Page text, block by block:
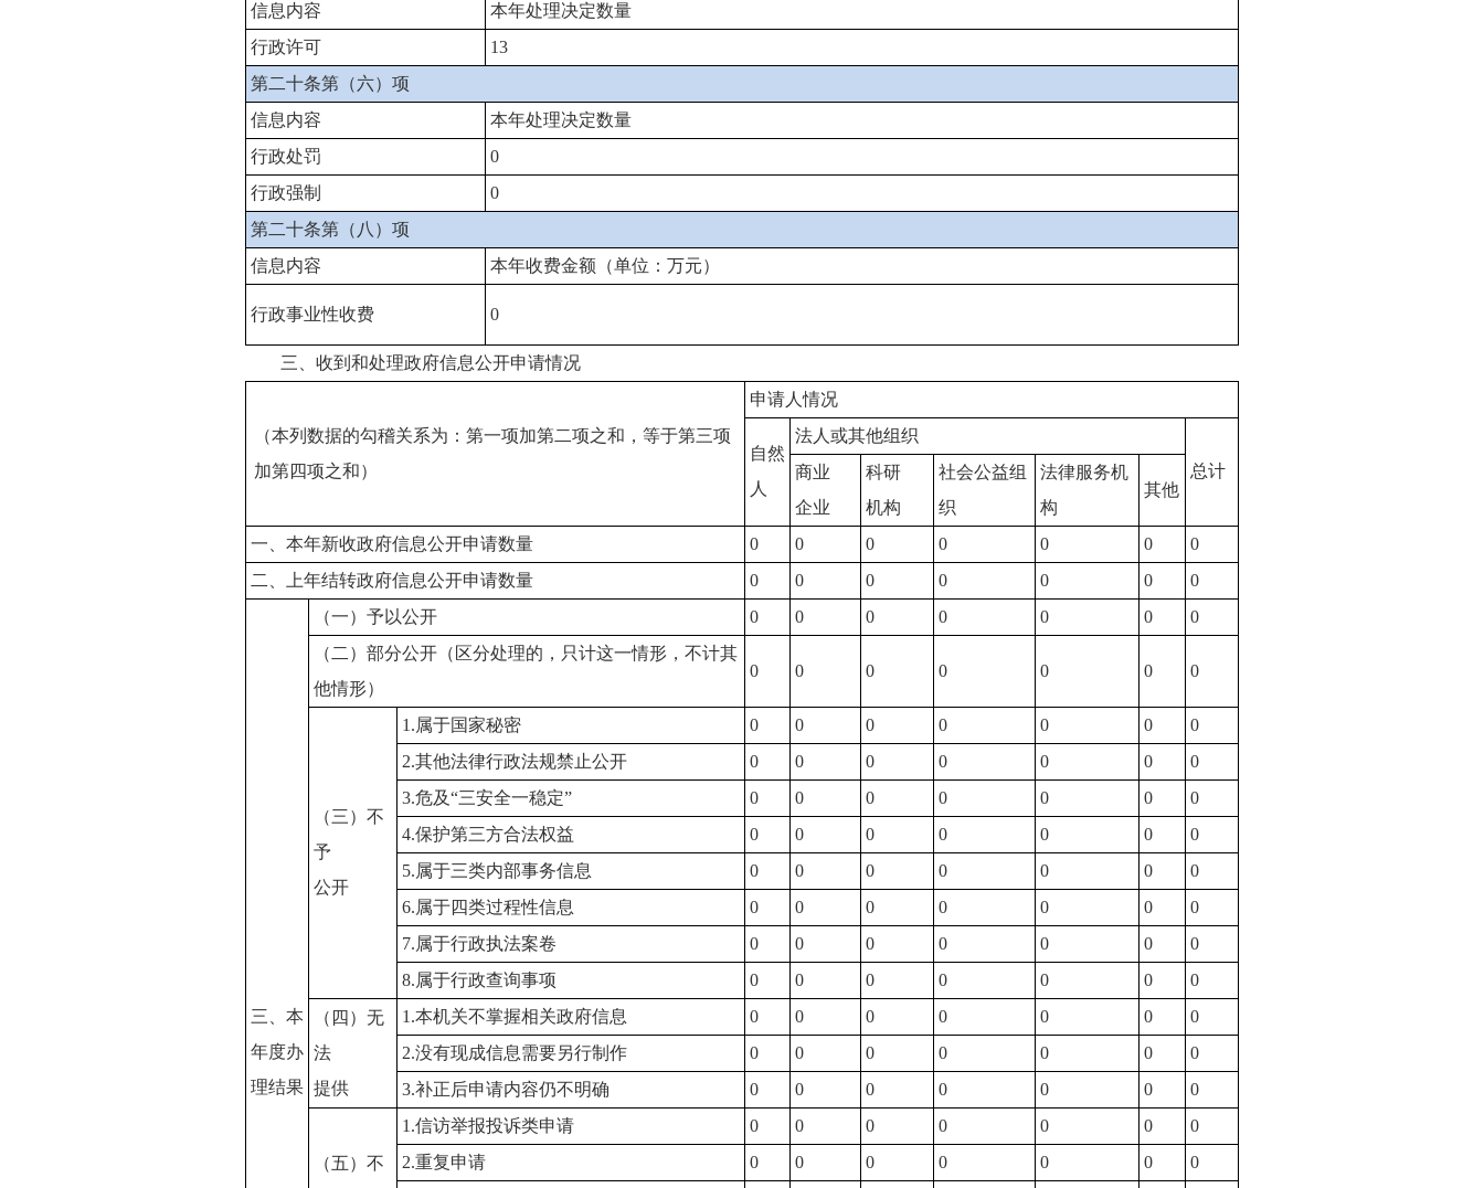
信息内容
本年处理决定数量
行政许可
13
第二十条第（六）项
信息内容
本年处理决定数量
行政处罚
0
行政强制
0
第二十条第（八）项
信息内容
本年收费金额（单位：万元）
行政事业性收费 0
三、收到和处理政府信息公开申请情况
（本列数据的勾稽关系为：第一项加第二项之和，等于第三项
加第四项之和）
申请人情况
自然
人
法人或其他组织
总计
商业
企业
科研
机构
社会公益组
织
法律服务机
构
其他
一、本年新收政府信息公开申请数量 0 0 0 0 0 0
0
二、上年结转政府信息公开申请数量
0 0 0 0 0 0 0
三、本
年度办
理结果
（一）予以公开 0 0 0 0 0 0
0
（二）部分公开（区分处理的，只计这一情形，不计其
他情形）
0 0 0 0 0 0 0
（三）不
予
公开
1.属于国家秘密 0 0 0 0 0 0
0
2.其他法律行政法规禁止公开
0 0 0 0 0 0
0
3.危及“三安全一稳定”
0 0 0 0 0 0
0
4.保护第三方合法权益
0 0 0 0 0 0
0
5.属于三类内部事务信息
0 0 0 0 0 0
0
6.属于四类过程性信息
0 0 0 0 0 0
0
7.属于行政执法案卷
0 0 0 0 0 0
0
8.属于行政查询事项
0 0 0 0 0 0
0
（四）无
法
提供
1.本机关不掌握相关政府信息 0 0 0 0 0 0
0
2.没有现成信息需要另行制作
0 0 0 0 0 0
0
3.补正后申请内容仍不明确
0 0 0 0 0 0 0
（五）不
1.信访举报投诉类申请 0 0 0 0 0 0
0
2.重复申请
0 0 0 0 0 0
0